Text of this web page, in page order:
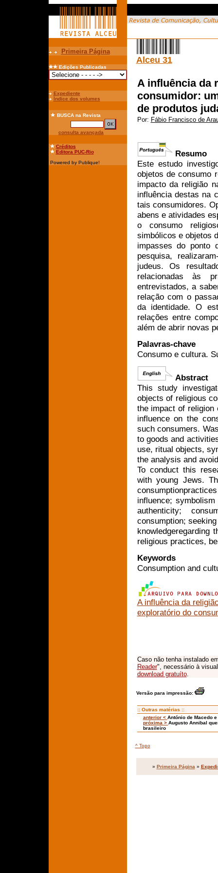
Primeira Página
Edições Publicadas
Expediente
Índice dos volumes
BUSCAna Revista
consulta avançada
Créditos
Editora PUC-Rio
Powered by Publique!
Alceu 31
A influência da
consumidor:
de produtos
Por: Fábio Francisco de
Resumo
Este estudo
objetos de consumo
impacto da religião
influência destas na
tais consumidores.
abens e atividades
o consumo
simbólicos e objetos
impasses do ponto
pesquisa,
judeus. Os
relacionadas às
entrevistados, a
relação com o
da identidade. O
relações entre
além de abrir novas
Palavras-chave
Consumo e cultura.
Abstract
This study
objects of religious
the impact of religion
influence on the
such consumers.
to goods and
use, ritual objects,
the analysis and
To conduct this
with young Jews.
influence;
authenticity;
consumption;
knowledgeregarding
religious practices,
Keywords
Consumption and
A influência da
exploratório do
Caso não tenha instalado
Reader", necessário à
download gratuíto.
Versão para impressão:
:: Outras matérias ::
anterior < António de Macedo
próxima > Augusto Annibal
brasileiro
^ Topo
» Primeira Página »